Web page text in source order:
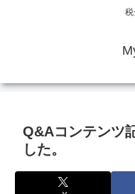
Q&Aコンテンツ
した。